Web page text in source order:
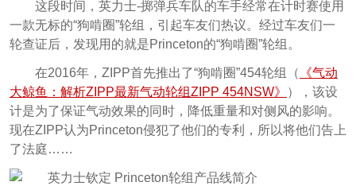
这段时间，英力士-掷弹兵车队的车手经常在计时赛使用
一款无标的“狗啃圈”轮组，引起车友们热议。经过车友们一
轮查证后，发现用的就是Princeton的“狗啃圈”轮组。
在2016年，ZIPP首先推出了“狗啃圈”454轮组（
《气动
大鲸鱼：解析ZIPP最新气动轮组ZIPP 454NSW》
），该设
计是为了保证气动效果的同时，降低重量和对侧风的影响。
现在ZIPP认为Princeton侵犯了他们的专利，所以将他们告上
了法庭……